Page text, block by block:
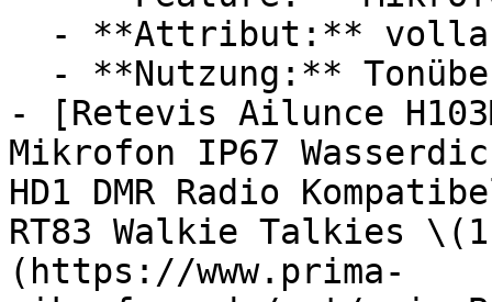
- [Retevis Ailunce
Mikrofon IP67
HD1 DMR Radio
RT83 Walkie Talkies
(https://www.prima-